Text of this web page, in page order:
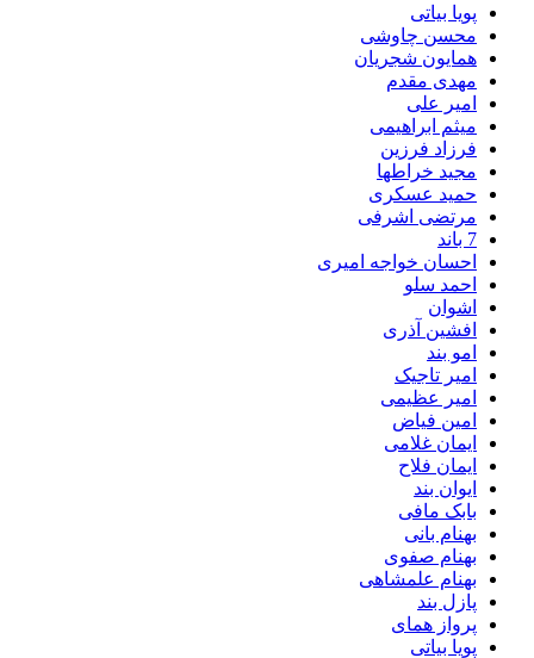
پویا بیاتی
محسن چاوشی
همایون شجریان
مهدی مقدم
امیر علی
میثم ابراهیمی
فرزاد فرزین
مجید خراطها
حمید عسکری
مرتضی اشرفی
7 باند
احسان خواجه امیری
احمد سلو
اشوان
افشین آذری
امو بند
امیر تاجیک
امیر عظیمی
امین فیاض
ایمان غلامی
ایمان فلاح
ایوان بند
بابک مافی
بهنام بانی
بهنام صفوی
بهنام علمشاهی
پازل بند
پرواز همای
پویا بیاتی